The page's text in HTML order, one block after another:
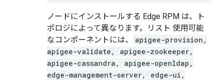
ノードにインストールする Edge RPM は、ト
ポロジによって異なります。リスト 使用可能
なコンポーネントには、
apigee-provision,
apigee-validate, apigee-zookeeper,
apigee-cassandra, apigee-openldap,
edge-management-server, edge-ui,